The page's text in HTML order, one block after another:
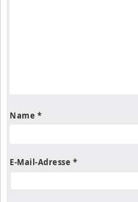
Name *
E-Mail-Adresse *